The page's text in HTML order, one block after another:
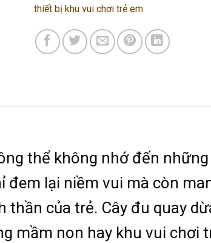
thiết bị khu vui chơi trẻ em
thể không nhớ đến
lại niềm vui mà còn
của trẻ. Cây đu quay
mầm non hay khu vui chơi